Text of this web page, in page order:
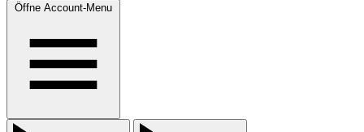
Öffne Account-Menu